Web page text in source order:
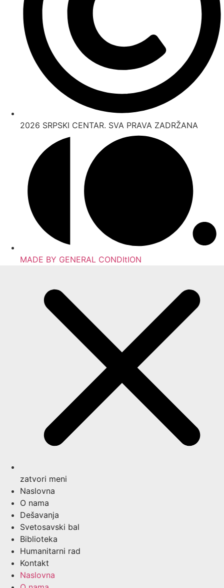
2026 SRPSKI CENTAR. SVA PRAVA ZADRŽANA
MADE BY GENERAL CONDItION
zatvori meni
Naslovna
O nama
Dešavanja
Svetosavski bal
Biblioteka
Humanitarni rad
Kontakt
Naslovna